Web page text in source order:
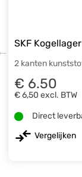
SKF
2 kanten
€ 6.50
€ 6,50 excl. BTW
Direct
Vergelijken